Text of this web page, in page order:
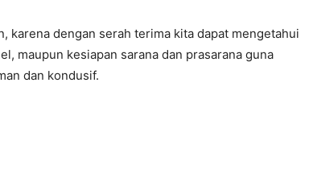
karena dengan serah terima kita dapat mengetahui
maupun kesiapan sarana dan prasarana guna
dan kondusif.